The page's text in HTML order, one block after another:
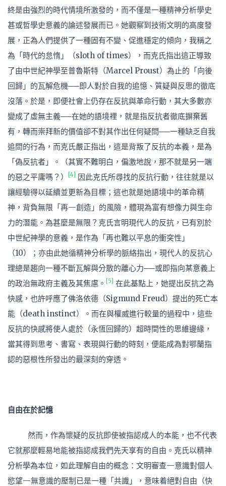
終是由強烈的時代情境所激發的，而不僅是一種精神分析學史
甚或哲學史意義的論述發展而已。她觀察到技術文明的高度發
展，正為人們提供了一種固有不變、促進穩定的傾向，我稱之
為「時代的怠惰」（sloth of times），而克氏指出這正導致
了由中世紀神學至普魯斯特（Marcel Proust）為止的「向後
回歸」的瓦解危機──即人對於自我的追憶、質疑與反思的徹底
沒落。於是，即便社會上仍存在反抗與革命行動，其大多數亦
變成了虛無主義──在她的語境裡，就是指反抗者徹底摒棄舊
有，轉而崇拜新的價值卻不對其作出任何疑問──一種缺乏自我
追問的行為，而克氏嚴正指出，這是背叛了反抗的本義，是為
「偽反抗者」。（其實不難明白，偏激地說，那不就是另一端
的惡之平庸嗎？）
[4]
因此克氏所尋找的反抗行動，往往就是以
讓經驗得以延續並更新為目標；這也就是她語境中的革命精
神，背負無限「再—創造」的風險，體現為富有想像力與生命
力的潛能。為甚麼是無限？克氏言明現代人的反抗，已有別於
中世紀神學的意義，是作為「再也難以平息的衝突性」
（10）；亦由此她循精神分析學的脈絡指出，現代人的反抗心
理總是趨向一種不斷瓦解與分散的離心力──或即指向某意義上
的政治無政府主義及其焦慮。
[5]
在此基點上，她提出反抗之為
快感，也許呼應了佛洛依德（Sigmund Freud）提出的死亡本
能（death instinct）。而在與權威進行較量的過程中，這些
反抗的快感將使人處於（永恆回歸的）超時間性的思維邊緣，
當其得到思考、書寫、表現與行動的時刻，便能成為對鄂蘭指
認的惡根性所發出的最深刻的穿透。
自由在於記憶
然而，作為懷疑的反抗即使被指認成人的本能，也不代表
它就那麼輕易地能被指認成我們先天享有的自由。克氏以精神
分析學為本位，如此理解自由的概念：文明審查—意識對個人
慾望—無意識的壓制已是一種「共識」，意味着絕對自由（快